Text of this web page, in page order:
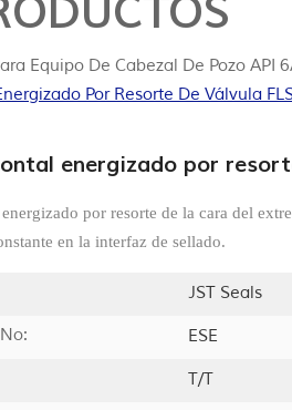
Equipo De Cabezal De Pozo API
Por Resorte De Válvula
energizado por
por resorte de la cara del
en la interfaz de sellado.
JST Seals
ESE
T/T